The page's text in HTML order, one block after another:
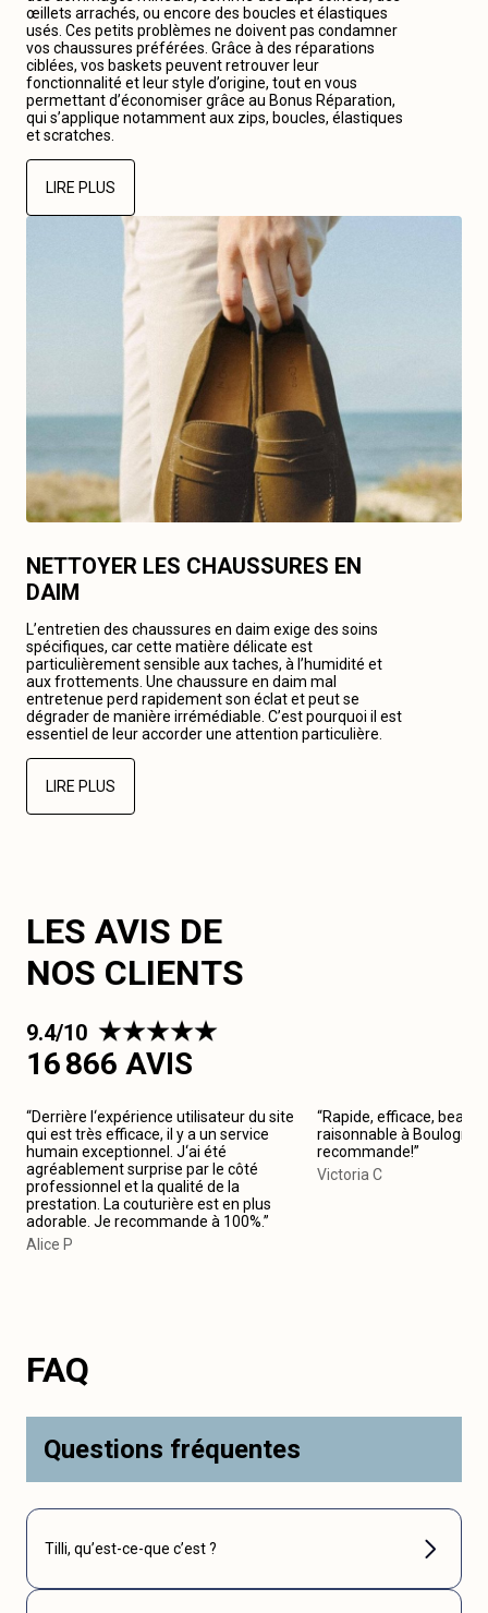
œillets arrachés, ou encore des boucles et élastiques
usés. Ces petits problèmes ne doivent pas condamner
vos chaussures préférées. Grâce à des réparations
ciblées, vos baskets peuvent retrouver leur
fonctionnalité et leur style d’origine, tout en vous
permettant d’économiser grâce au Bonus Réparation,
qui s’applique notamment aux zips, boucles, élastiques
et scratches.
LIRE PLUS
NETTOYER LES CHAUSSURES EN
DAIM
L’entretien des chaussures en daim exige des soins
spécifiques, car cette matière délicate est
particulièrement sensible aux taches, à l’humidité et
aux frottements. Une chaussure en daim mal
entretenue perd rapidement son éclat et peut se
dégrader de manière irrémédiable. C’est pourquoi il est
essentiel de leur accorder une attention particulière.
LIRE PLUS
LES AVIS DE
NOS CLIENTS
9.4/10
16 866 AVIS
“Derrière l‘expérience utilisateur du site
qui est très efficace, il y a un service
humain exceptionnel. J‘ai été
agréablement surprise par le côté
professionnel et la qualité de la
prestation. La couturière est en plus
adorable. Je recommande à 100%.”
Alice P
“Rapide, efficace, beau
raisonnable à
recommande!”
Victoria C
FAQ
Questions fréquentes
Tilli, qu’est-ce-que c’est ?